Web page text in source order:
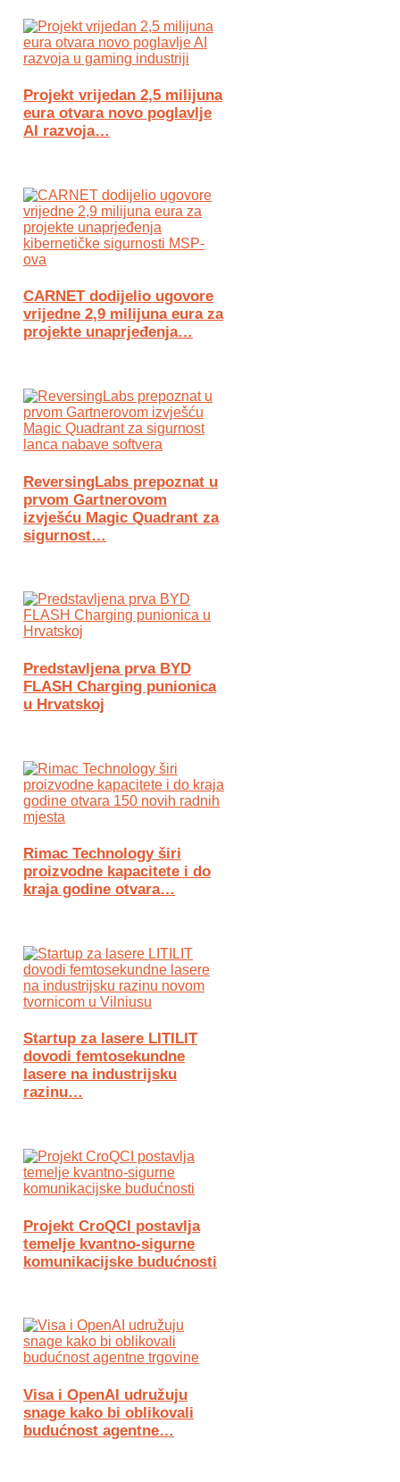
Projekt vrijedan 2,5 milijuna
eura otvara novo poglavlje
AI razvoja…
CARNET dodijelio ugovore
vrijedne 2,9 milijuna eura za
projekte unaprjeđenja…
ReversingLabs prepoznat u
prvom Gartnerovom
izvješću Magic Quadrant za
sigurnost…
Predstavljena prva BYD
FLASH Charging punionica
u Hrvatskoj
Rimac Technology širi
proizvodne kapacitete i do
kraja godine otvara…
Startup za lasere LITILIT
dovodi femtosekundne
lasere na industrijsku
razinu…
Projekt CroQCI postavlja
temelje kvantno-sigurne
komunikacijske budućnosti
Visa i OpenAI udružuju
snage kako bi oblikovali
budućnost agentne…